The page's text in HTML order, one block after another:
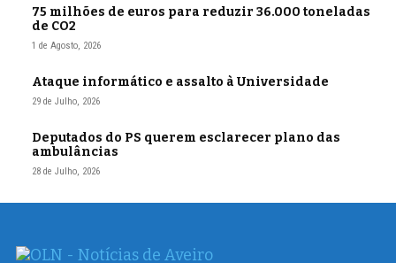
75 milhões de euros para reduzir 36.000 toneladas
de CO2
1 de Agosto, 2026
Ataque informático e assalto à Universidade
29 de Julho, 2026
Deputados do PS querem esclarecer plano das
ambulâncias
28 de Julho, 2026